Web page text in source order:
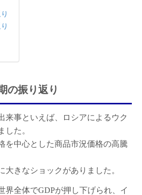
の振り返り
来事といえば、ロシアによるウク
した。
を中心とした商品市況価格の高騰
大きなショックがありました。
界全体でGDPが押し下げられ、イ